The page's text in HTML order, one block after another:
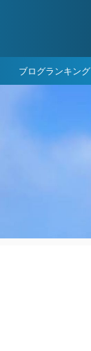
ブログランキング